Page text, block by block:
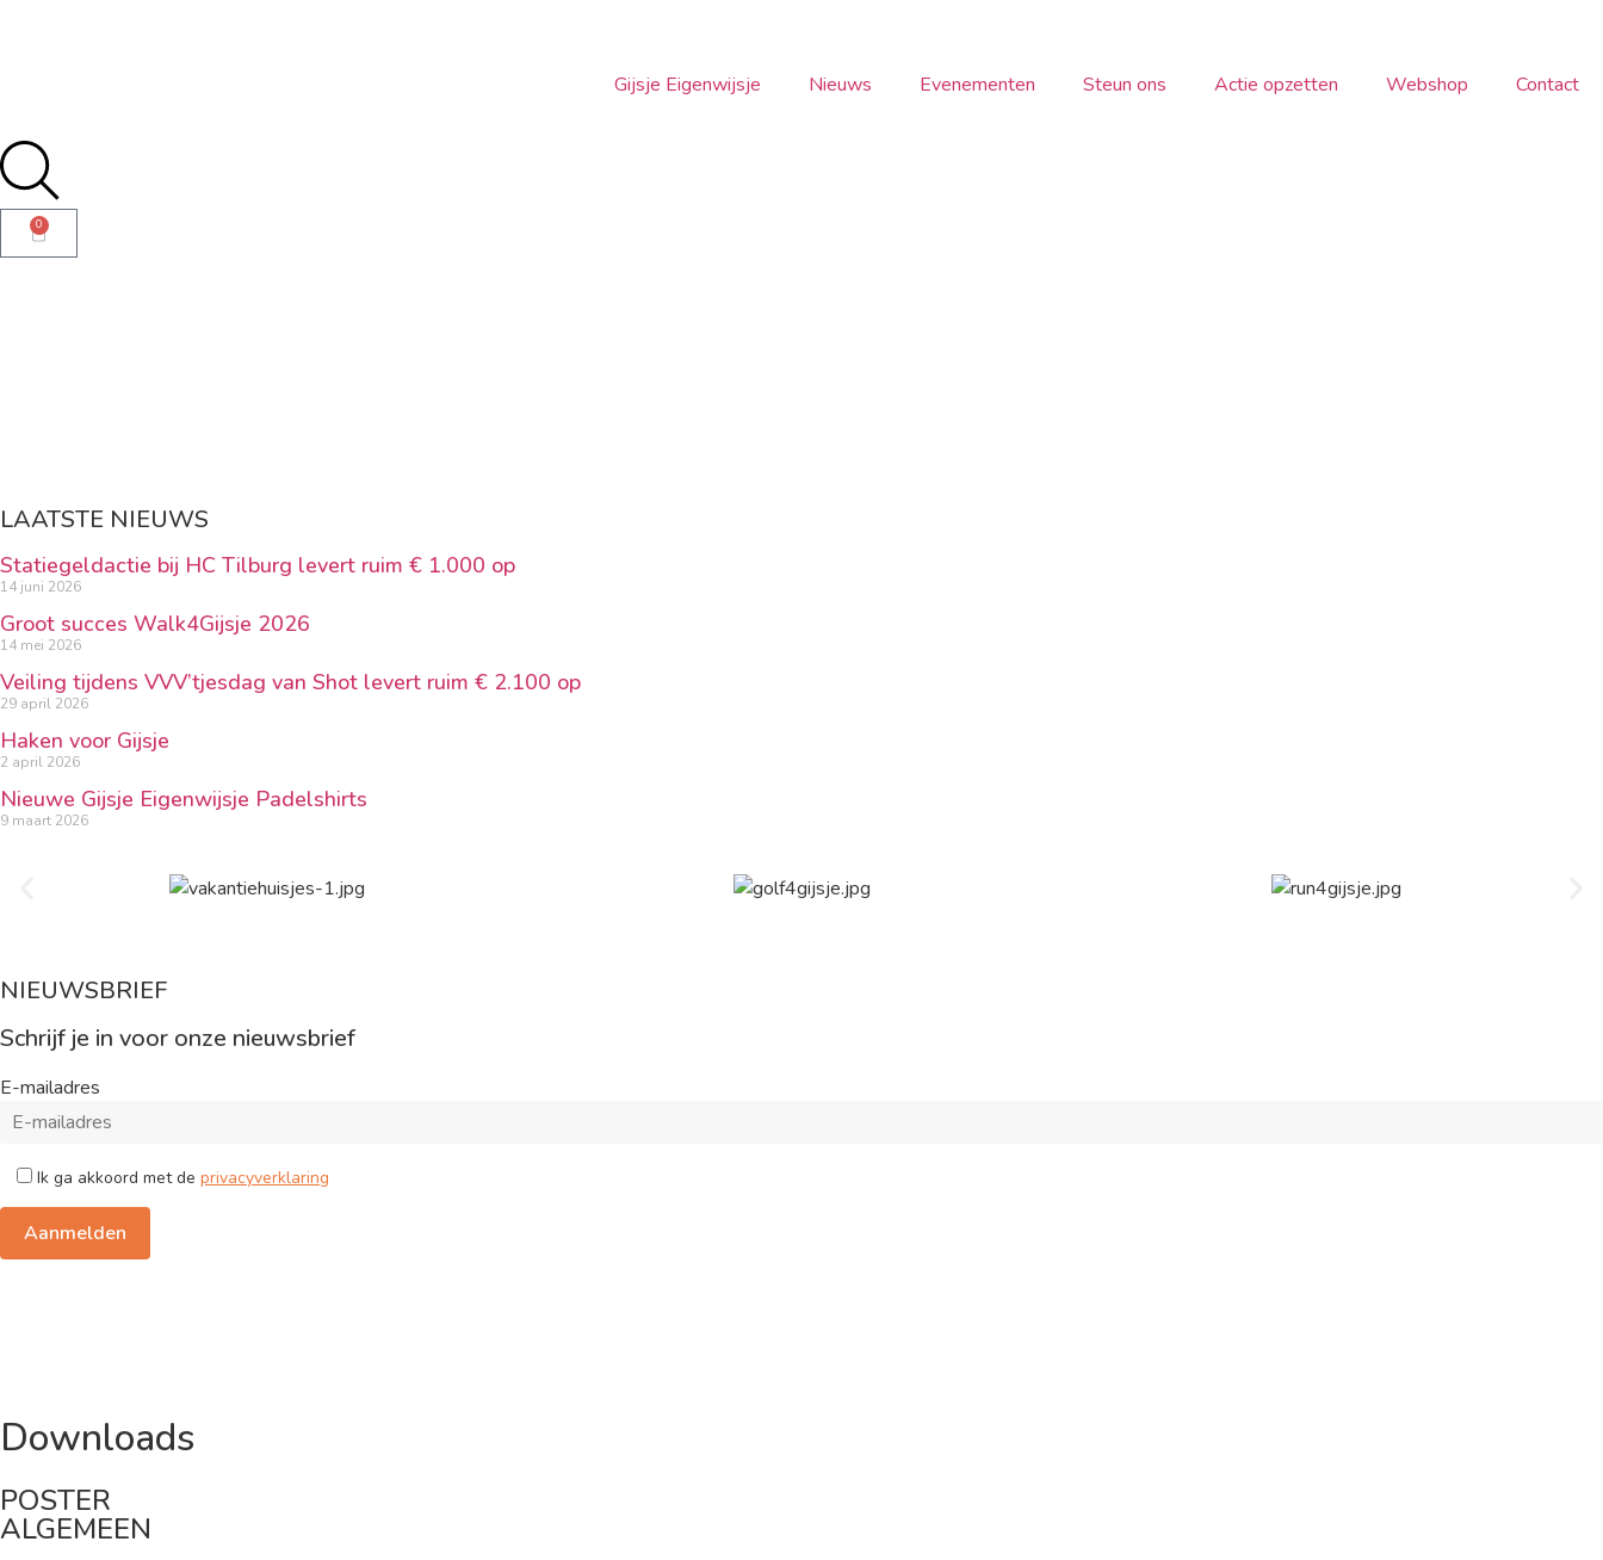
Gijsje Eigenwijsje Nieuws Evenementen Steun ons Actie opzetten Webshop Contact
0
LAATSTE NIEUWS
Statiegeldactie bij HC Tilburg levert ruim € 1.000 op
14 juni 2026
Groot succes Walk4Gijsje 2026
14 mei 2026
Veiling tijdens VVV’tjesdag van Shot levert ruim € 2.100 op
29 april 2026
Haken voor Gijsje
2 april 2026
Nieuwe Gijsje Eigenwijsje Padelshirts
9 maart 2026
NIEUWSBRIEF
Schrijf je in voor onze nieuwsbrief
E-mailadres
Ik ga akkoord met de privacyverklaring
Downloads
POSTER
ALGEMEEN